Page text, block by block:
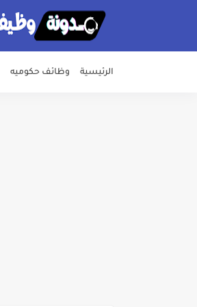
الرئيسية وظائف حكوميه